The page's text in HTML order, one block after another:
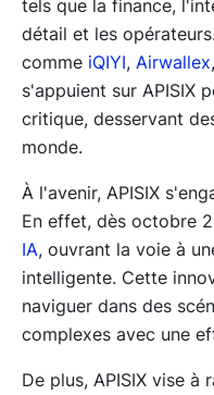
tels que la finance,
détail et les
comme iQIYI, Airwallex,
s'appuient sur APISIX
critique, desservant
monde.
À l'avenir, APISIX
En effet, dès octobre
IA, ouvrant la voie à
intelligente. Cette
naviguer dans des
complexes avec une
De plus, APISIX vise à